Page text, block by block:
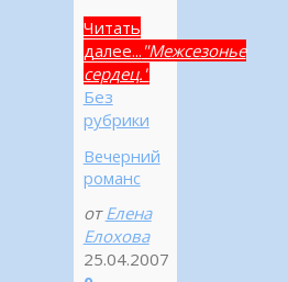
Читать
далее... "Межсезонье
сердец."
Без
рубрики
Вечерний
романс
от Елена
Елохова
25.04.2007